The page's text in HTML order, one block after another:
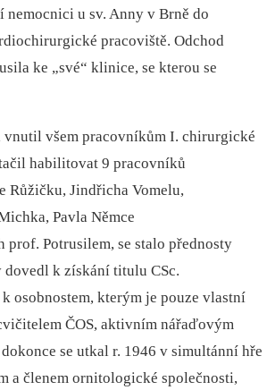
u sv. Anny v Brně do
pracoviště. Odchod
ke „své“ klinice, se kterou se
všem pracovníkům I. chirurgické
habilitovat 9 pracovníků
Růžičku, Jindřicha Vomelu,
Pavla Němce
prof. Potrusilem, se stalo přednosty
k získání titulu CSc.
osobnostem, kterým je pouze vlastní
ČOS, aktivním nářaďovým
se utkal r. 1946 v simultánní hře
a členem ornitologické společnosti,